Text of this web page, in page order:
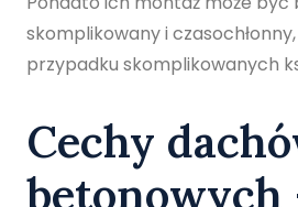
skomplikowany i czasochłonny,
przypadku skomplikowanych
Cechy
betonowych